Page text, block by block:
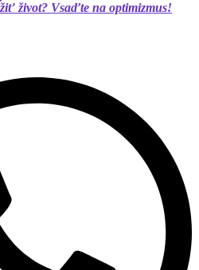
život? Vsaďte na optimizmus!